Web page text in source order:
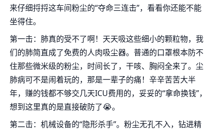
来仔细捋捋这车间粉尘的“夺命三连击”，看看你还能不能
坐得住。
第一击：肺真的受不了啊！天天吸这些细小的颗粒物，我
们的肺简直成了免费的人肉吸尘器。普通的口罩根本防不
住那些微米级的粉尘，时间长了，干咳、胸闷全来了。尘
肺病可不是闹着玩的，那是一辈子的痛！辛辛苦苦大半
年，赚的钱都不够交几天ICU费用的，妥妥的“拿命换钱”，
想到这里真的是直接破防了😭。
第二击：机械设备的“隐形杀手”。粉尘无孔不入，钻进精